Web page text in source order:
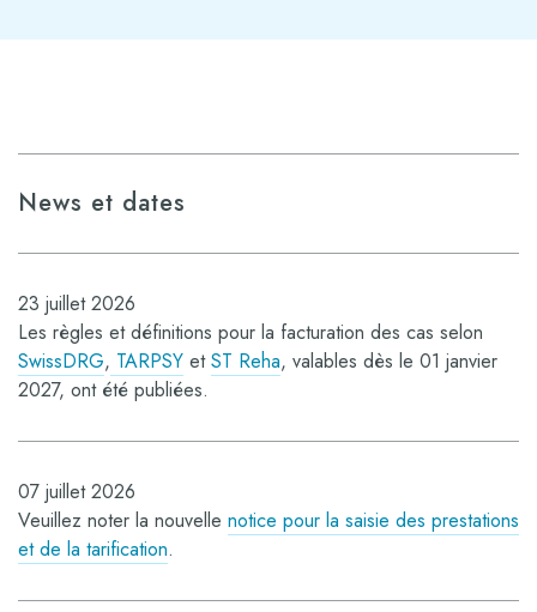
News et dates
23 juillet 2026
Les règles et définitions pour la facturation des cas selon
SwissDRG, TARPSY etST Reha, valables dès le 01 janvier
2027, ont été publiées.
07 juillet 2026
Veuillez noter la nouvelle notice pour la saisie des prestations
et de la tarification.